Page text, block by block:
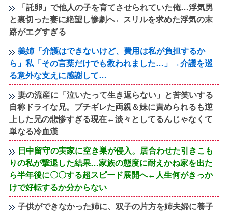
「託卵」で他人の子を育てさせられていた俺…浮気男
と裏切った妻に絶望し惨劇へ←スリルを求めた浮気の末
路がエグすぎる
義姉「介護はできないけど、費用は私が負担するか
ら」私「その言葉だけでも救われました…」→介護を巡
る意外な支えに感謝して…
妻の流産に「泣いたって生き返らない」と苦笑いする
自称ドライな兄。ブチギレた両親＆妹に責められるも逆
上した兄の悲惨すぎる現在←淡々としてるんじゃなくて
単なる冷血漢
日中留守の実家に空き巣が侵入。居合わせた引きこも
りの私が撃退した結果…家族の態度に耐えかね家を出た
ら半年後に〇〇する超スピード展開へ←人生何がきっか
けで好転するか分からない
子供ができなかった姉に、双子の片方を姉夫婦に養子